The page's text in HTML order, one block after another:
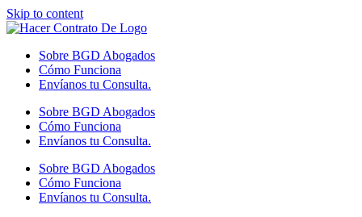
Skip to content
Sobre BGD Abogados
Cómo Funciona
Envíanos tu Consulta.
Sobre BGD Abogados
Cómo Funciona
Envíanos tu Consulta.
Sobre BGD Abogados
Cómo Funciona
Envíanos tu Consulta.